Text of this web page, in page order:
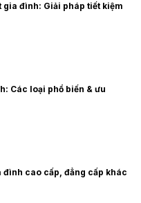
gia đình: Giải pháp tiết kiệm
Các loại phổ biến & ưu
đình cao cấp, đẳng cấp khác